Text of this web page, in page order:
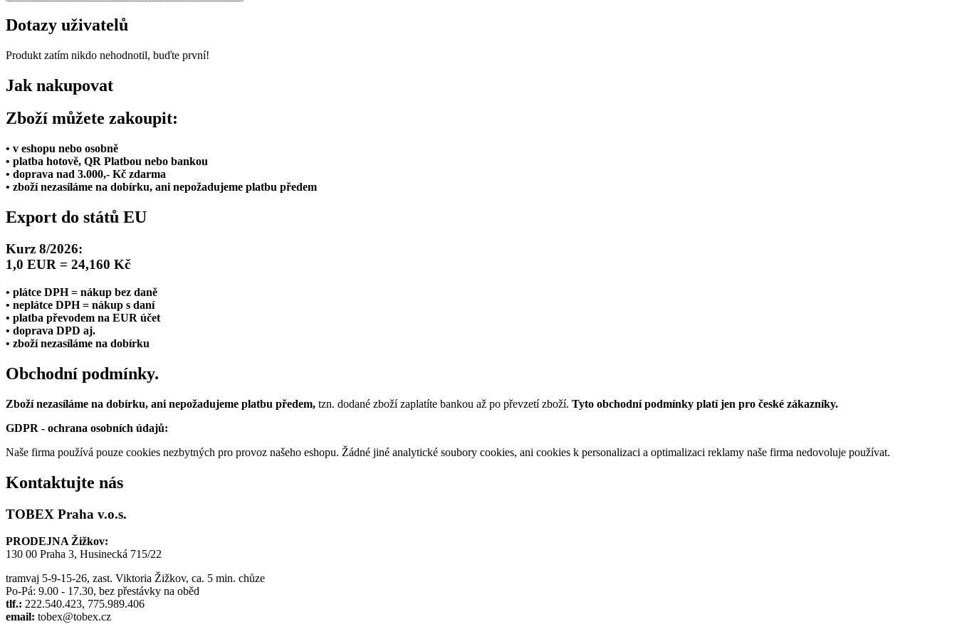
Dotazy uživatelů
Produkt zatím nikdo nehodnotil, buďte první!
Jak nakupovat
Zboží můžete zakoupit:
• v eshopu nebo osobně
• platba hotově, QR Platbou nebo bankou
• doprava nad 3.000,- Kč zdarma
• zboží nezasíláme na dobírku, ani nepožadujeme platbu předem
Export do států EU
Kurz 8/2026:
1,0 EUR = 24,160 Kč
• plátce DPH = nákup bez daně
• neplátce DPH = nákup s daní
• platba převodem na EUR účet
• doprava DPD aj.
• zboží nezasíláme na dobírku
Obchodní podmínky.
Zboží nezasíláme na dobírku, ani nepožadujeme platbu předem, tzn. dodané zboží zaplatíte bankou až po převzetí zboží. Tyto obchodní podmínky platí jen pro české zákazníky.
GDPR - ochrana osobních údajů:
Naše firma používá pouze cookies nezbytných pro provoz našeho eshopu. Žádné jiné analytické soubory cookies, ani cookies k personalizaci a optimalizaci reklamy naše firma nedovoluje používat.
Kontaktujte nás
TOBEX Praha v.o.s.
PRODEJNA Žižkov:
130 00 Praha 3, Husinecká 715/22
tramvaj 5-9-15-26, zast. Viktoria Žižkov, ca. 5 min. chůze
Po-Pá: 9.00 - 17.30, bez přestávky na oběd
tlf.: 222.540.423, 775.989.406
email: tobex@tobex.cz